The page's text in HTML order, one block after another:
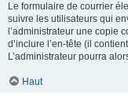
Le formulaire de courrier
suivre les utilisateurs qui
l’administrateur une copie
d’inclure l’en-tête (il
L’administrateur pourra
Haut